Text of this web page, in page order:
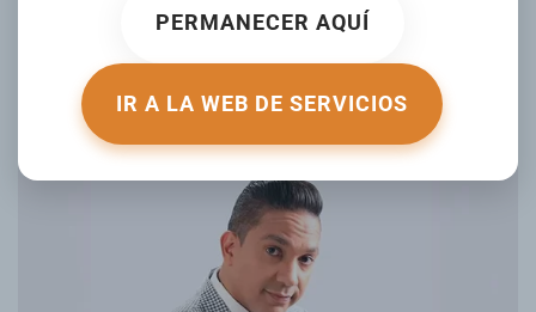
PERMANECER AQUÍ
IR A LA WEB DE SERVICIOS
de un creador que fabricó
sus propias oportunidades
ESCRITO POR ELJAYA.COM EL
PUBLICADO ENFARANDULA.